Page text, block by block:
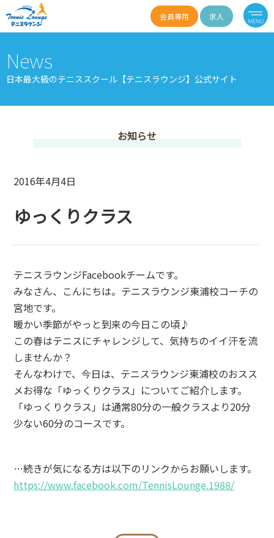
会員専用 求人
News
日本最大級のテニススクール【テニスラウンジ】公式サイト
お知らせ
2016年4月4日
ゆっくりクラス
テニスラウンジFacebookチームです。
みなさん、こんにちは。テニスラウンジ東浦校コーチの
宮地です。
暖かい季節がやっと到来の今日この頃♪
この春はテニスにチャレンジして、気持ちのイイ汗を流
しませんか？
そんなわけで、今日は、テニスラウンジ東浦校のおスス
メお得な「ゆっくりクラス」についてご紹介します。
「ゆっくりクラス」は通常80分の一般クラスより20分
少ない60分のコースです。
…続きが気になる方は以下のリンクからお願いします。
https://www.facebook.com/TennisLounge.1988/